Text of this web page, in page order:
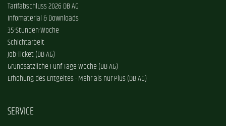
Tarifabschluss 2026 DB AG
Infomaterial & Downloads
35-Stunden-Woche
Schichtarbeit
Job-Ticket (DB AG)
Grundsätzliche Fünf-Tage-Woche (DB AG)
Erhöhung des Entgeltes - Mehr als nur Plus (DB AG)
SERVICE